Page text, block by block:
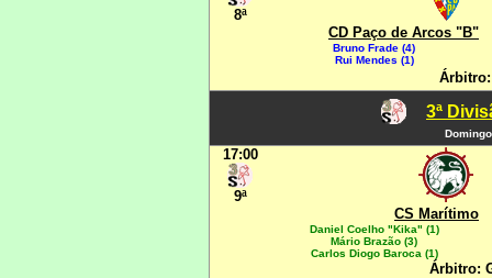
8ª
CD Paço de Arcos "B"
Bruno Frade (4)
Rui Mendes (1)
3ª
17:00
9ª
CS Marítimo
Daniel Coelho "Kika" (1)
Mário Brazão (3)
Carlos Diogo Baroca (1)
Árbitro: